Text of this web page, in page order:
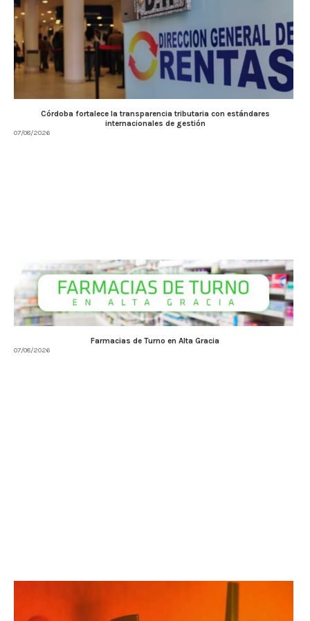
Córdoba fortalece la transparencia tributaria con estándares
internacionales de gestión
07/08/2026
Farmacias de Turno en Alta Gracia
07/08/2026